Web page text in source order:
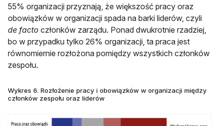
55% organizacji przyznają, że większość pracy oraz
obowiązków w organizacji spada na barki liderów, czyli
de facto członków zarządu. Ponad dwukrotnie rzadziej,
bo w przypadku tylko 26% organizacji, ta praca jest
równomiernie rozłożona pomiędzy wszystkich członków
zespołu.
Wykres 6. Rozłożenie pracy i obowiązków w organizacji między
członków zespołu oraz liderów